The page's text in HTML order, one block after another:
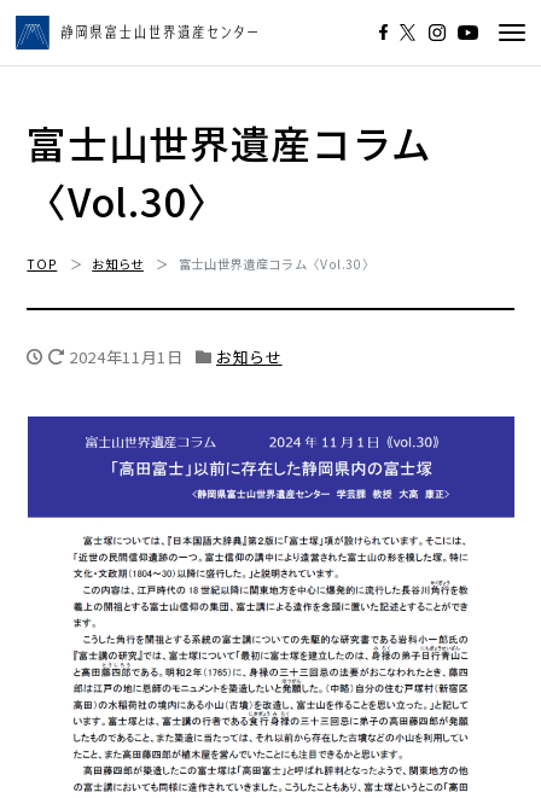
富士山世界遺産コラム
〈Vol.30〉
TOP お知らせ 富士山世界遺産コラム〈Vol.30〉
2024年11月1日 お知らせ